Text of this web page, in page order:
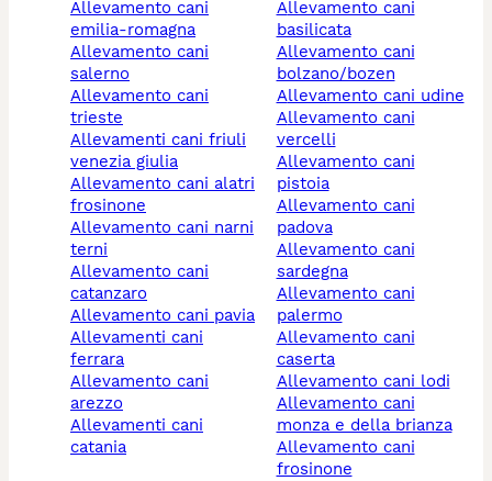
allevamento cani
emilia-romagna
allevamento cani
salerno
allevamento cani
trieste
allevamenti cani friuli
venezia giulia
allevamento cani alatri
frosinone
allevamento cani narni
terni
allevamento cani
catanzaro
allevamento cani pavia
allevamenti cani
ferrara
allevamento cani
arezzo
allevamenti cani
catania
allevamento cani
basilicata
allevamento cani
bolzano/bozen
allevamento cani udine
allevamento cani
vercelli
allevamento cani
pistoia
allevamento cani
padova
allevamento cani
sardegna
allevamento cani
palermo
allevamento cani
caserta
allevamento cani lodi
allevamento cani
monza e della brianza
allevamento cani
frosinone